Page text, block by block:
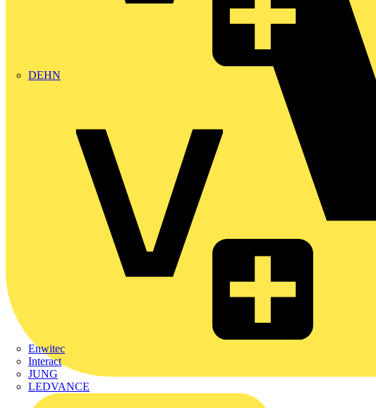
DEHN
Enwitec
Interact
JUNG
LEDVANCE